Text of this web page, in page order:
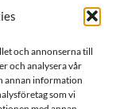
och annonserna till
och analysera vår
annan information
som vi